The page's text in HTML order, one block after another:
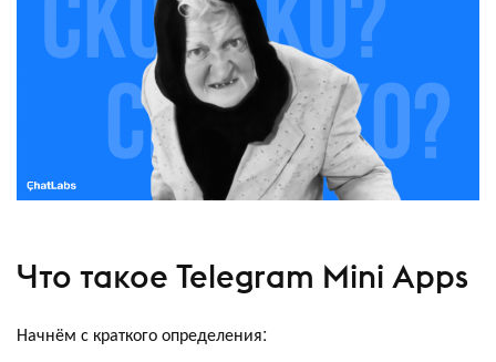
Что такое Telegram Mini Apps
Начнём с краткого определения: